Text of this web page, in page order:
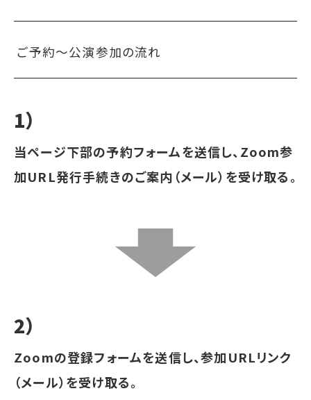
ご予約〜公演参加の流れ
1）
当ページ下部の予約フォームを送信し、Zoom参
加URL発行手続きのご案内（メール）を受け取る。
2）
Zoomの登録フォームを送信し、参加URLリンク
（メール）を受け取る。